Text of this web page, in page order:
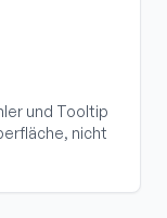
und Tooltip
nicht